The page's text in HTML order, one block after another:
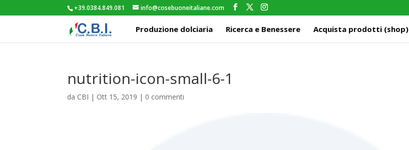
+39.0384.849.081 info@cosebuoneitaliane.com
Produzione dolciaria Ricerca e Benessere Acquista prodotti (shop)
nutrition-icon-small-6-1
da CBI | Ott 15, 2019 | 0 commenti